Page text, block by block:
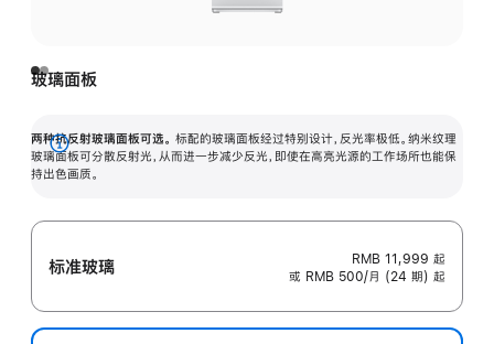
玻璃面板
两种抗反射玻璃面板可选。 标配的玻璃面板经过特别设计，反光率极低。纳米纹理
玻璃面板可分散反射光，从而进一步减少反光，即使在高亮光源的工作场所也能保
持出色画质。
展
开
标准玻璃 RMB 11,999 起
或 RMB 500/月 (24 期) 起